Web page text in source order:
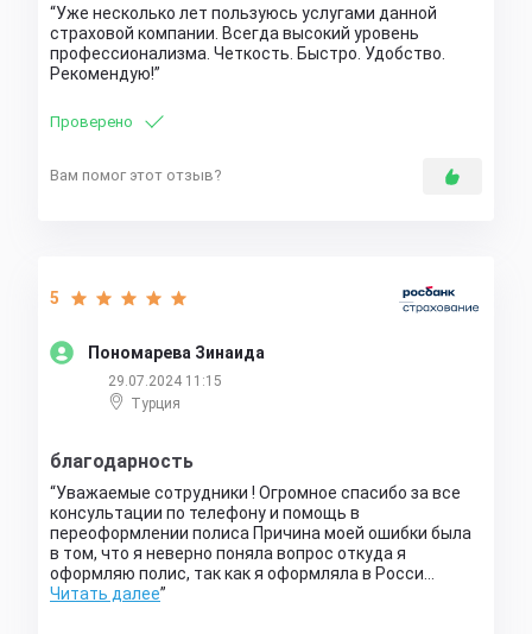
Уже несколько лет пользуюсь услугами данной
страховой компании. Всегда высокий уровень
профессионализма. Четкость. Быстро. Удобство.
Рекомендую!
Проверено
Вам помог этот отзыв?
Пономарева Зинаида
5
29.07.2024 11:15
Турция
благодарность
Уважаемые сотрудники ! Огромное спасибо за все
консультации по телефону и помощь в
переоформлении полиса Причина моей ошибки была
в том, что я неверно поняла вопрос откуда я
оформляю полис, так как я оформляла в Росси…
Читать далее